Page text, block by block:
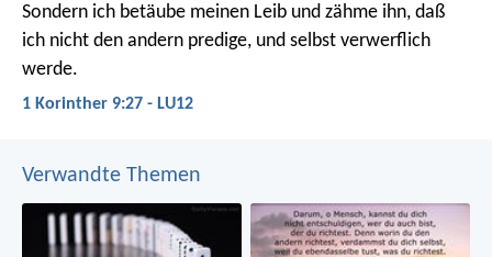
Sondern ich betäube meinen Leib und zähme ihn, daß
ich nicht den andern predige, und selbst verwerflich
werde.
1 Korinther 9:27 - LU12
Verwandte Themen